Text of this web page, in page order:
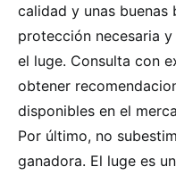
calidad y unas buenas
protección necesaria
el luge. Consulta con
obtener
disponibles en el
Por último, no
ganadora. El luge es